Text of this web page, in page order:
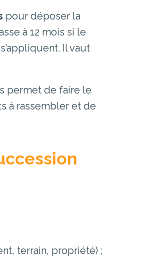
pour déposer la
à 12 mois si le
Il vaut
permet de faire le
à rassembler et de
terrain, propriété) ;